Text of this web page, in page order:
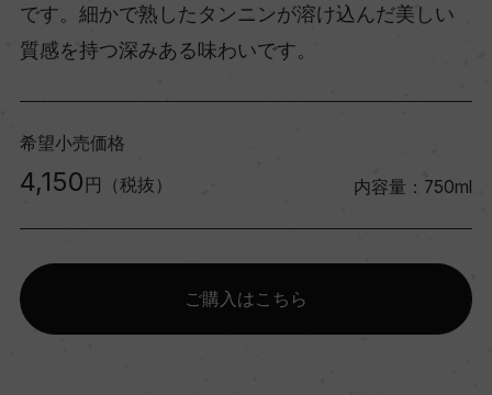
です。細かで熟したタンニンが溶け込んだ美しい
質感を持つ深みある味わいです。
希望小売価格
4,150 円（税抜） 内容量：750ml
ご購入はこちら